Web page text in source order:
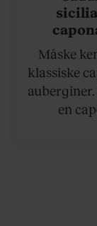
Måske
klassiske
en